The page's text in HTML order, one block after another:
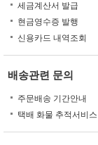
세금계산서 발급
현금영수증 발행
신용카드 내역조회
배송관련 문의
주문배송 기간안내
택배 화물 추적서비스